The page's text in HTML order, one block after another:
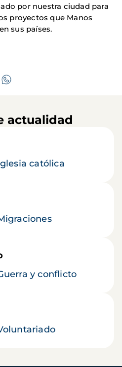
por nuestra ciudad para
proyectos que Manos
sus países.
actualidad
católica
y conflicto